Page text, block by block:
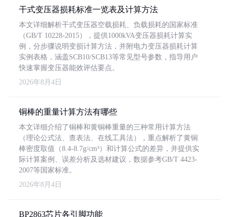
干式变压器损耗标准一览表及计算方法
本文详细解析干式变压器空载损耗、负载损耗的国家标准
（GB/T 10228-2015），提供1000kVA变压器损耗计算实
例，分步骤说明变损计算方法，并附电力变压器损耗计算
实例表格，涵盖SCB10/SCB13等常见型号参数，指导用户
快速掌握变压器能效评估要点。
2026年8月4日
铜棒的重量计算方法有哪些
本文详细介绍了铜棒和黄铜棒重量的三种常用计算方法
（理论公式法、查表法、在线工具法），重点解析了黄铜
棒密度取值（8.4-8.7g/cm³）和计算公式的差异，并提供实
际计算案例、误差分析及选材建议，数据参考GB/T 4423-
2007等国家标准。
2026年8月4日
BP2863芯片各引脚功能